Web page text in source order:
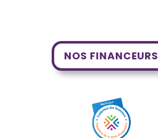
NOS FINANCEURS